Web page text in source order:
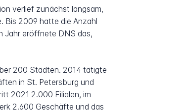
verlief zunächst langsam,
Bis 2009 hatte die Anzahl
Jahr eröffnete DNS das,
200 Städten. 2014 tätigte
in St. Petersburg und
2021 2.000 Filialen, im
2.600 Geschäfte und das